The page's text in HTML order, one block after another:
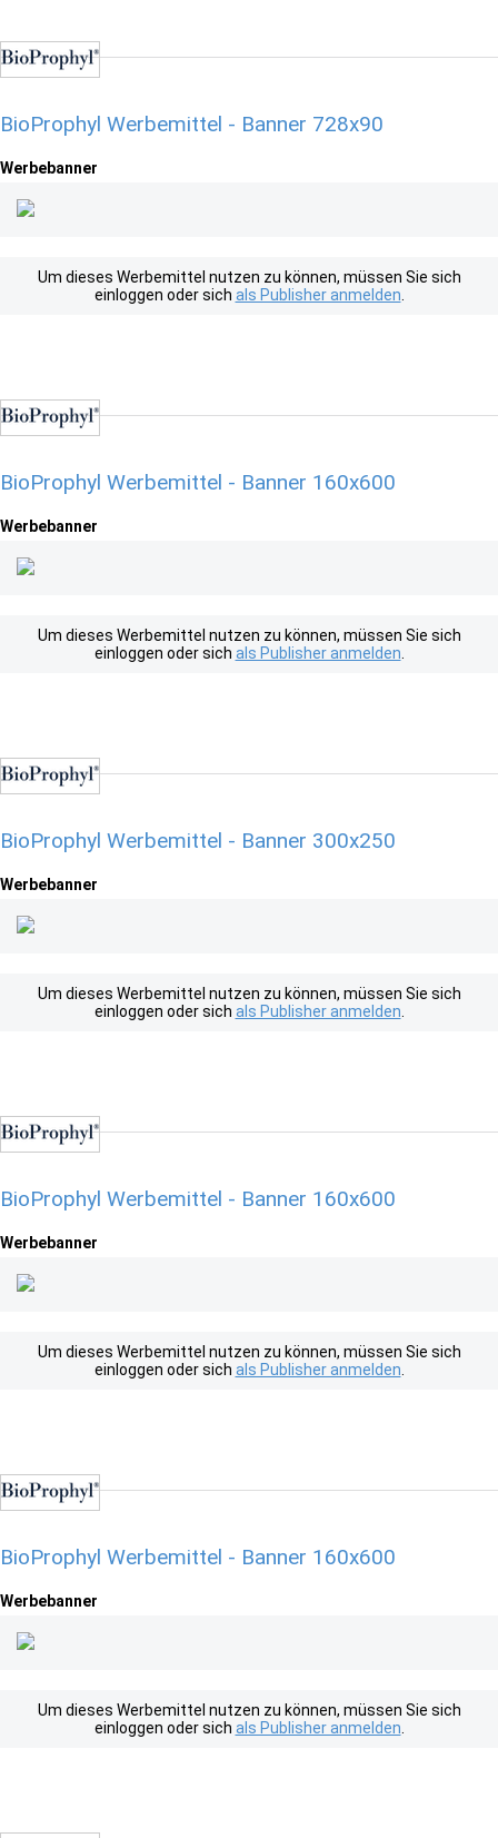
BioProphyl Werbemittel - Banner 728x90
Werbebanner
Um dieses Werbemittel nutzen zu können, müssen Sie sich
einloggen oder sich als Publisher anmelden
BioProphyl Werbemittel - Banner 160x600
Werbebanner
Um dieses Werbemittel nutzen zu können, müssen Sie sich
einloggen oder sich als Publisher anmelden
BioProphyl Werbemittel - Banner 300x250
Werbebanner
Um dieses Werbemittel nutzen zu können, müssen Sie sich
einloggen oder sich als Publisher anmelden
BioProphyl Werbemittel - Banner 160x600
Werbebanner
Um dieses Werbemittel nutzen zu können, müssen Sie sich
einloggen oder sich als Publisher anmelden
BioProphyl Werbemittel - Banner 160x600
Werbebanner
Um dieses Werbemittel nutzen zu können, müssen Sie sich
einloggen oder sich als Publisher anmelden